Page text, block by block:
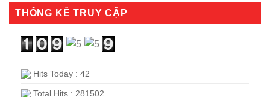
THỐNG KÊ TRUY CẬP
Hits Today : 42
Total Hits : 281502